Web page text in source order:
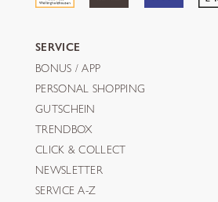
SERVICE
BONUS / APP
PERSONAL SHOPPING
GUTSCHEIN
TRENDBOX
CLICK & COLLECT
NEWSLETTER
SERVICE A-Z